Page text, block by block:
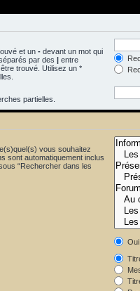
et un - devant un mot qui
par des | entre
trouvé. Utilisez un *
partielles.
vous souhaitez
sont automatiquement inclus
“Rechercher dans les
Oui